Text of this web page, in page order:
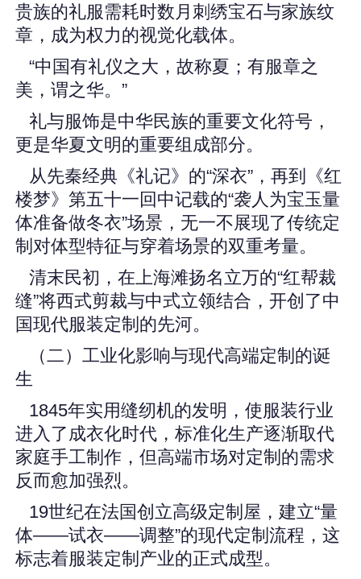
贵族的礼服需耗时数月刺绣宝石与家族纹
章，成为权力的视觉化载体。
“中国有礼仪之大，故称夏；有服章之
美，谓之华。”
礼与服饰是中华民族的重要文化符号，
更是华夏文明的重要组成部分。
从先秦经典《礼记》的“深衣”，再到《红
楼梦》第五十一回中记载的“袭人为宝玉量
体准备做冬衣”场景，无一不展现了传统定
制对体型特征与穿着场景的双重考量。
清末民初，在上海滩扬名立万的“红帮裁
缝”将西式剪裁与中式立领结合，开创了中
国现代服装定制的先河。
（二）工业化影响与现代高端定制的诞
生
1845年实用缝纫机的发明，使服装行业
进入了成衣化时代，标准化生产逐渐取代
家庭手工制作，但高端市场对定制的需求
反而愈加强烈。
19世纪在法国创立高级定制屋，建立“量
体——试衣——调整”的现代定制流程，这
标志着服装定制产业的正式成型。